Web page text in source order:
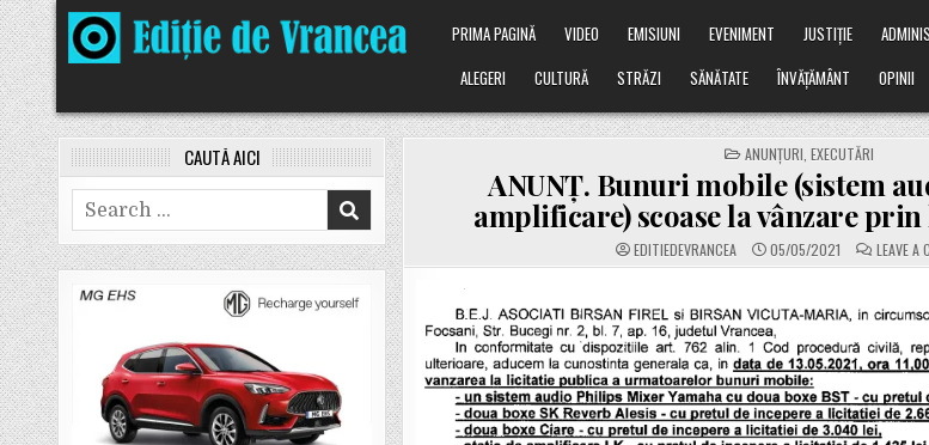
Skip
to
content
PRIMA PAGINĂ VIDEO EMISIUNI EVENIMENT JUSTIȚIE
ALEGERI
CULTURĂ STRĂZI SĂNĂTATE ÎNVĂȚĂMÂNT OPINII
POSTED
IN
ANUNȚURI EXECUTĂRI
ANUNȚ. Bunuri mobile (sistem
amplificare) scoase la vânzare
EDITIEDEVRANCEA 05/05/2021 LEAVE A
CAUTĂ AICI
Search
for: